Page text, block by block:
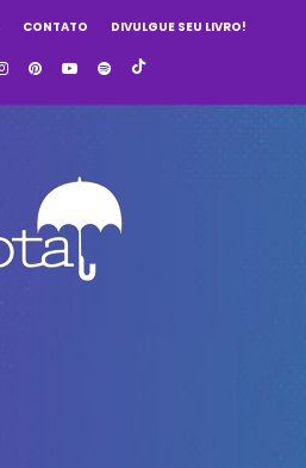
CONTATO DIVULGUE SEU LIVRO!